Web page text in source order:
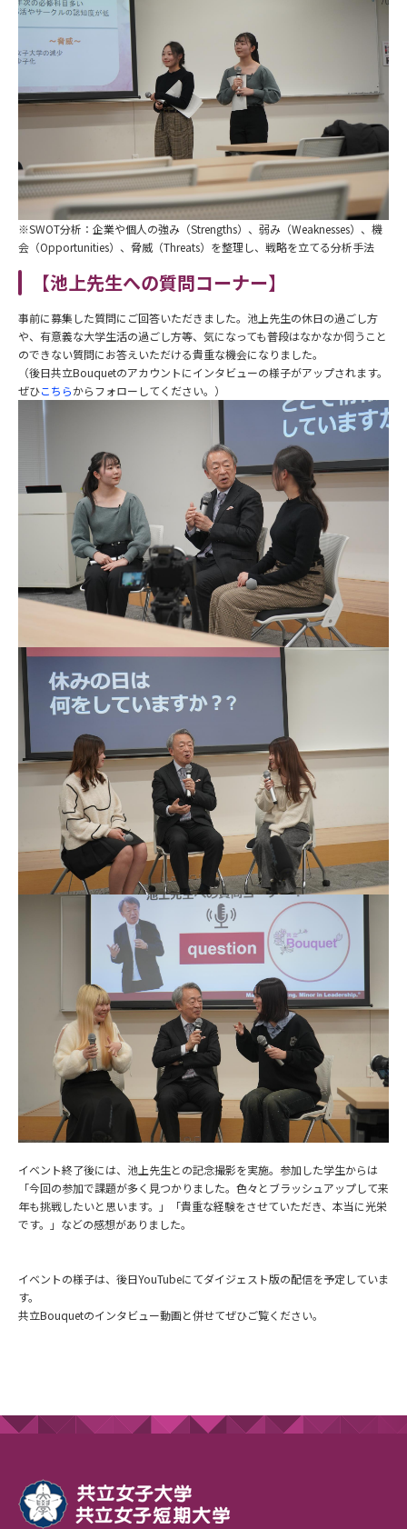
※SWOT分析：企業や個人の強み（Strengths） 、弱み（Weaknesses）、機
会（Opportunities）、脅威（Threats）を整理し、戦略を立てる分析手法
【池上先生への質問コーナー】
事前に募集した質問にご回答いただきました。池上先生の休日の過ごし方
や、有意義な大学生活の過ごし方等、気になっても普段はなかなか伺うこと
のできない質問にお答えいただける貴重な機会になりました。
（後日共立Bouquetのアカウントにインタビューの様子がアップされます。
ぜひこちらからフォローしてください。）
イベント終了後には、池上先生との記念撮影を実施。参加した学生からは
「今回の参加で課題が多く見つかりました。色々とブラッシュアップして来
年も挑戦したいと思います。」「貴重な経験をさせていただき、本当に光栄
です。」などの感想がありました。
イベントの様子は、後日YouTubeにてダイジェスト版の配信を予定していま
す。
共立Bouquetのインタビュー動画と併せてぜひご覧ください。